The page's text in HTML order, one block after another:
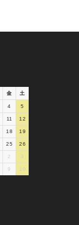
金 土
4 5
11 12
18 19
25 26
2 3
9 10